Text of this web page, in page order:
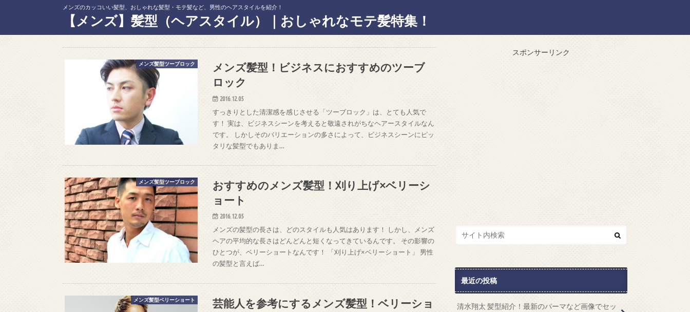
メンズのカッコいい髪型、おしゃれな髪型・モテ髪など、男性のヘアスタイルを紹介！
【メンズ】髪型（ヘアスタイル）｜おしゃれなモテ髪特集！
メンズ髪型ツーブロック
メンズ髪型！ビジネスにおすすめのツーブ
ロック
2016.12.05
すっきりとした清潔感を感じさせる「ツーブロック」は、とても人気で
す！ 実は、ビジネスシーンを考えると敬遠されがちなヘアースタイルなん
です。 しかしそのバリエーションの多さによって、ビジネスシーンにピッ
タリな髪型でもありま…
メンズ髪型ツーブロック
おすすめのメンズ髪型！刈り上げ×ベリーシ
ョート
2016.12.05
メンズの髪型の長さは、どのスタイルも人気はあります！ しかし、メンズ
ヘアの平均的な長さはどんどんと短くなってきているんです。 その影響の
ひとつが、ベリーショートなんです！ 「刈り上げ×ベリーショート」 男性
の髪型と言えば…
メンズ髪型ベリーショート
芸能人を参考にするメンズ髪型！ベリーショ
スポンサーリンク
最近の投稿
清水翔太 髪型紹介！最新のパーマなど画像でセッ